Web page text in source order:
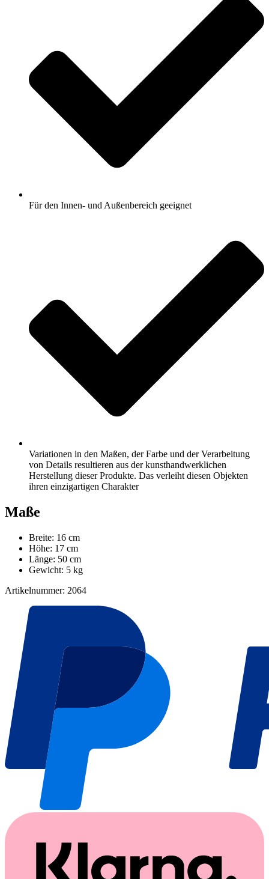
Für den Innen- und Außenbereich geeignet
Variationen in den Maßen, der Farbe und der Verarbeitung
von Details resultieren aus der kunsthandwerklichen
Herstellung dieser Produkte. Das verleiht diesen Objekten
ihren einzigartigen Charakter
Maße
Breite: 16 cm
Höhe: 17 cm
Länge: 50 cm
Gewicht: 5 kg
Artikelnummer: 2064